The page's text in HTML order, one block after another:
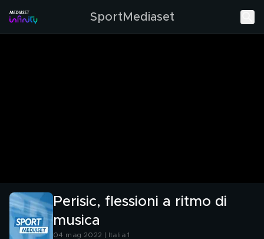
SportMediaset
Perisic, flessioni a ritmo di
musica
04 mag 2022 | Italia 1